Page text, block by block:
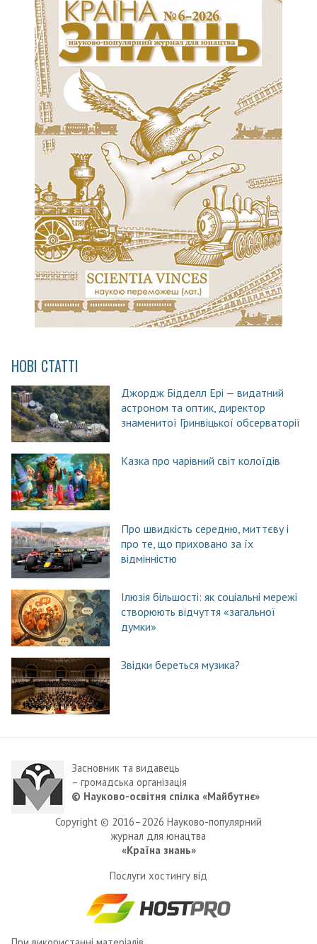
НОВІ СТАТТІ
Джордж Бідделл Ері — видатний
астроном та оптик, директор
знаменитої Гринвіцької обсерваторії
Казка про чарівний світ колоїдів
Про швидкість середню, миттєву і
про те, що приховано за їх
відмінністю
Ілюзія більшості: як соціальні мережі
створюють відчуття «загальної
думки»
Звідки береться музика?
Засновник та видавець
– громадська організація
© Науково-освітня спілка «Майбутнє»
Copyright © 2016–2026 Науково-популярний
журнал для юнацтва
«Країна знань»
Послуги хостингу від